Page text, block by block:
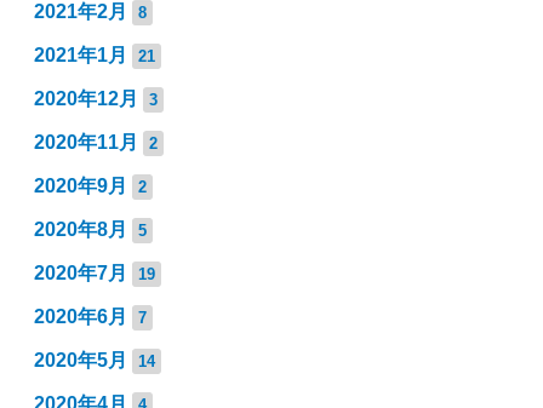
2021年2月 8
2021年1月 21
2020年12月 3
2020年11月 2
2020年9月 2
2020年8月 5
2020年7月 19
2020年6月 7
2020年5月 14
2020年4月